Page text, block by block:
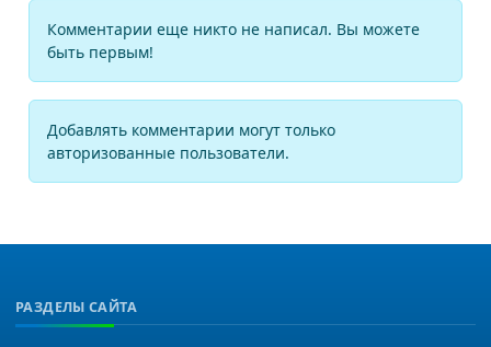
Комментарии еще никто не написал. Вы можете
быть первым!
Добавлять комментарии могут только
авторизованные пользователи.
РАЗДЕЛЫ САЙТА